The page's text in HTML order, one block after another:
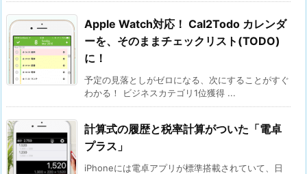
Apple Watch対応！ Cal2Todo カレンダ
ーを、そのままチェックリスト(TODO)
に！
予定の見落としがゼロになる、次にすることがすぐ
わかる！ ビジネスカテゴリ1位獲得 ...
計算式の履歴と税率計算がついた「電卓
プラス」
iPhoneには電卓アプリが標準搭載されていて、日